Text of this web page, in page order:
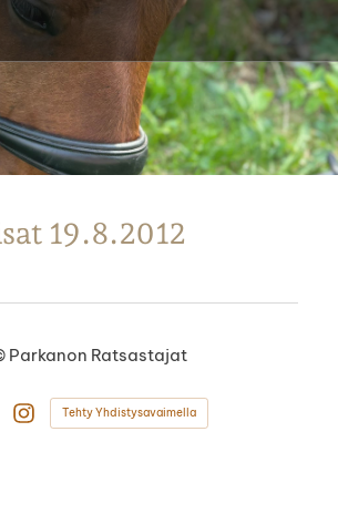
Parkanon Ratsastajat
19.8.2012
Parkanon Ratsastajat
Tehty Yhdistysavaimella